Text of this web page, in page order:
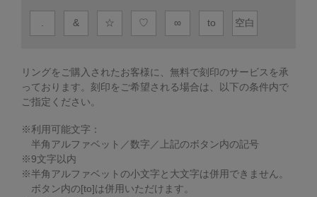
. & ☆ ♡ ∞ to 空白
リングをご購入されたお客様に、無料で刻印のサービスを承
っております。 刻印をご希望される場合は、以下の条件内で
ご指定ください。
※利用可能文字：
半角アルファベット／数字／上記のボタン内の記号
※9文字以内
※半角アルファベットの小文字と大文字は併用できません。
ボタン内の[to]は併用いただけます。